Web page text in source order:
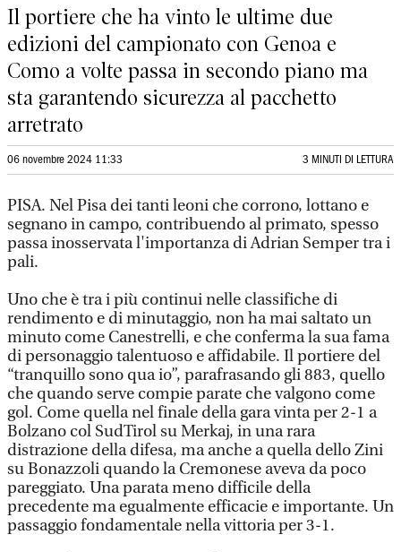
Il portiere che ha vinto le ultime due
edizioni del campionato con Genoa e
Como a volte passa in secondo piano ma
sta garantendo sicurezza al pacchetto
arretrato
06 novembre 2024 11:33 3 MINUTI DI LETTURA
PISA. Nel Pisa dei tanti leoni che corrono, lottano e
segnano in campo, contribuendo al primato, spesso
passa inosservata l'importanza di Adrian Semper tra i
pali.
Uno che è tra i più continui nelle classifiche di
rendimento e di minutaggio, non ha mai saltato un
minuto come Canestrelli, e che conferma la sua fama
di personaggio talentuoso e affidabile. Il portiere del
“tranquillo sono qua io”, parafrasando gli 883, quello
che quando serve compie parate che valgono come
gol. Come quella nel finale della gara vinta per 2-1 a
Bolzano col SudTirol su Merkaj, in una rara
distrazione della difesa, ma anche a quella dello Zini
su Bonazzoli quando la Cremonese aveva da poco
pareggiato. Una parata meno difficile della
precedente ma egualmente efficacie e importante. Un
passaggio fondamentale nella vittoria per 3-1.